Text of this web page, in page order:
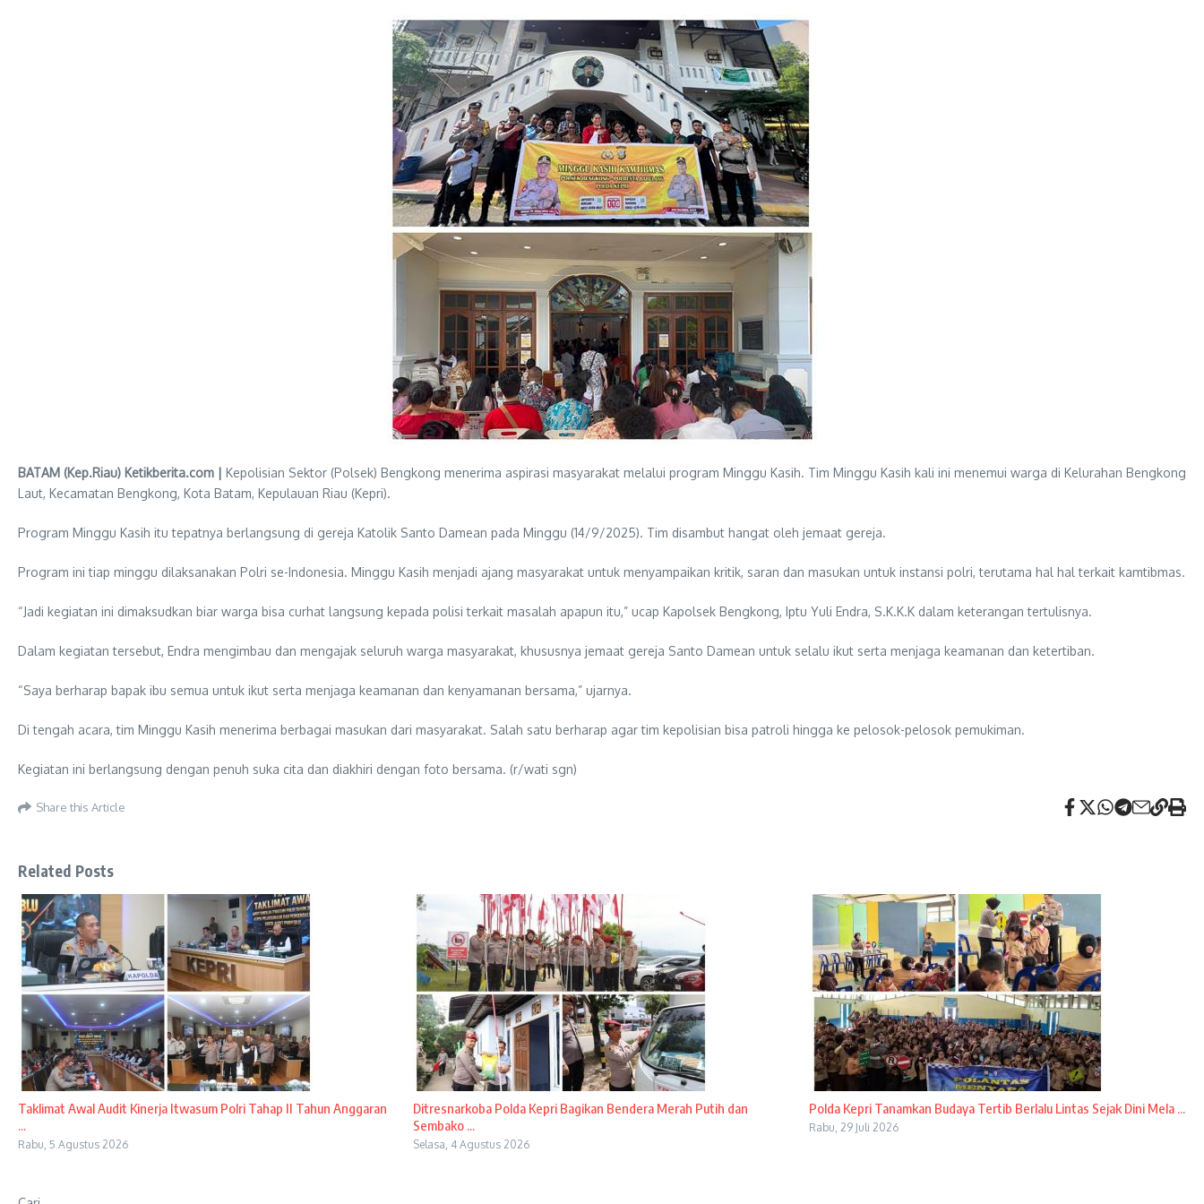
BATAM (Kep.Riau) Ketikberita.com | Kepolisian Sektor (Polsek) Bengkong menerima aspirasi masyarakat melalui program Minggu Kasih. Tim Minggu Kasih kali ini menemui warga di Kelurahan Bengkong
Laut, Kecamatan Bengkong, Kota Batam, Kepulauan Riau (Kepri).
Program Minggu Kasih itu tepatnya berlangsung di gereja Katolik Santo Damean pada Minggu (14/9/2025). Tim disambut hangat oleh jemaat gereja.
Program ini tiap minggu dilaksanakan Polri se-Indonesia. Minggu Kasih menjadi ajang masyarakat untuk menyampaikan kritik, saran dan masukan untuk instansi polri, terutama hal hal terkait kamtibmas.
“Jadi kegiatan ini dimaksudkan biar warga bisa curhat langsung kepada polisi terkait masalah apapun itu,” ucap Kapolsek Bengkong, Iptu Yuli Endra, S.K.K.K dalam keterangan tertulisnya.
Dalam kegiatan tersebut, Endra mengimbau dan mengajak seluruh warga masyarakat, khususnya jemaat gereja Santo Damean untuk selalu ikut serta menjaga keamanan dan ketertiban.
“Saya berharap bapak ibu semua untuk ikut serta menjaga keamanan dan kenyamanan bersama,” ujarnya.
Di tengah acara, tim Minggu Kasih menerima berbagai masukan dari masyarakat. Salah satu berharap agar tim kepolisian bisa patroli hingga ke pelosok-pelosok pemukiman.
Kegiatan ini berlangsung dengan penuh suka cita dan diakhiri dengan foto bersama. (r/wati sgn)
Share this Article
Related Posts
Taklimat Awal Audit Kinerja Itwasum Polri Tahap II Tahun Anggaran
...
Rabu, 5 Agustus 2026
Ditresnarkoba Polda Kepri Bagikan Bendera Merah Putih dan
Sembako ...
Selasa, 4 Agustus 2026
Polda Kepri Tanamkan Budaya Tertib Berlalu Lintas Sejak Dini Mela ...
Rabu, 29 Juli 2026